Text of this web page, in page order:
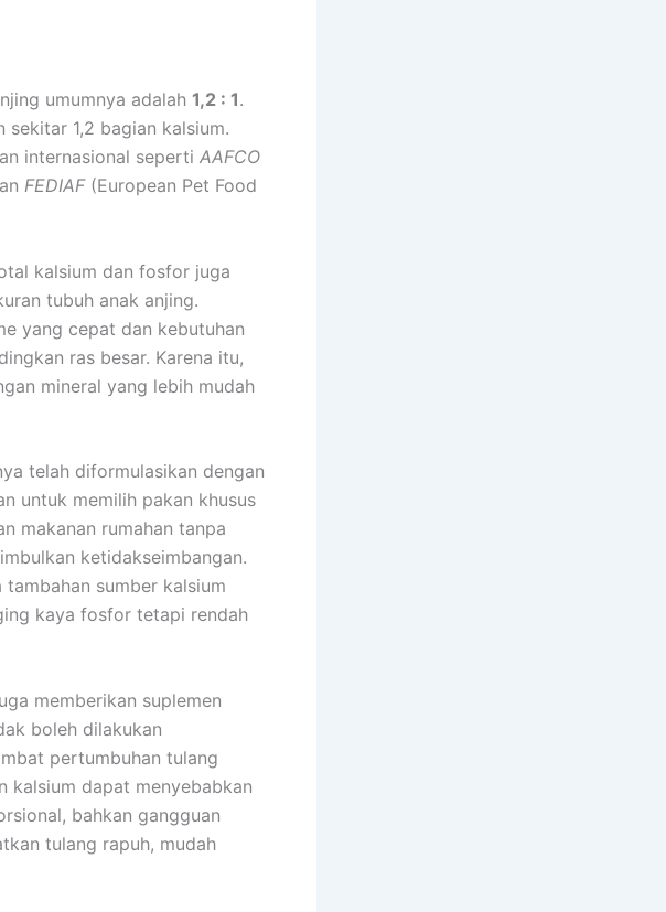
umumnya adalah 1,2 : 1.
1,2 bagian kalsium.
internasional seperti AAFCO
FEDIAF(European Pet Food
kalsium dan fosfor juga
tubuh anak anjing.
yang cepat dan kebutuhan
ras besar. Karena itu,
mineral yang lebih mudah
telah diformulasikan dengan
untuk memilih pakan khusus
makanan rumahan tanpa
ketidakseimbangan.
sumber kalsium
kaya fosfor tetapi rendah
memberikan suplemen
boleh dilakukan
pertumbuhan tulang
kalsium dapat menyebabkan
bahkan gangguan
tulang rapuh, mudah